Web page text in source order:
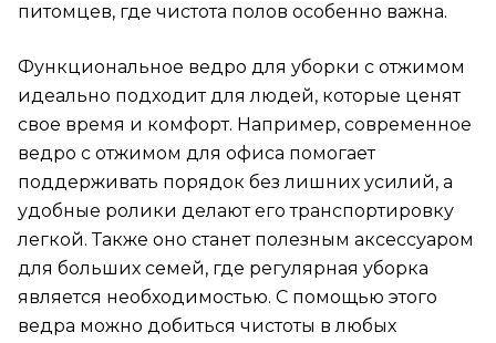
питомцев, где чистота полов особенно важна.
Функциональное ведро для уборки с отжимом
идеально подходит для людей, которые ценят
свое время и комфорт. Например, современное
ведро с отжимом для офиса помогает
поддерживать порядок без лишних усилий, а
удобные ролики делают его транспортировку
легкой. Также оно станет полезным аксессуаром
для больших семей, где регулярная уборка
является необходимостью. С помощью этого
ведра можно добиться чистоты в любых